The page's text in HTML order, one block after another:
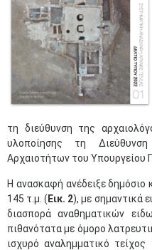
τη διεύθυνση της
υλοποίησης τη
Αρχαιοτήτων του Υπουργείου
Η ανασκαφή ανέδειξε δημόσιο
145 τ.μ. ( Εικ. 2), με σημαντικά
διασπορά αναθηματικών
πιθανότατα με όμορο
ισχυρό αναλημματικό